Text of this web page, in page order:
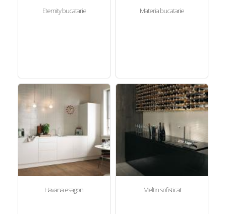
Eternity bucatarie Materia bucatarie
Havana esagoni Meltin sofisticat